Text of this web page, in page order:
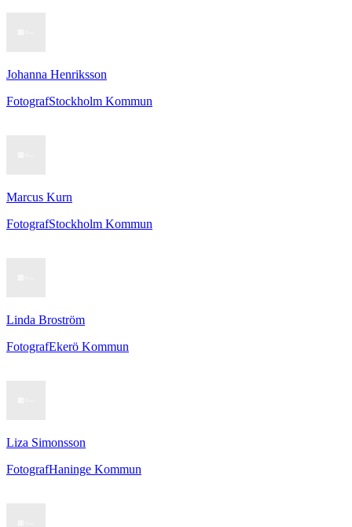
Johanna Henriksson
FotografStockholm Kommun
Marcus Kurn
FotografStockholm Kommun
Linda Broström
FotografEkerö Kommun
Liza Simonsson
FotografHaninge Kommun